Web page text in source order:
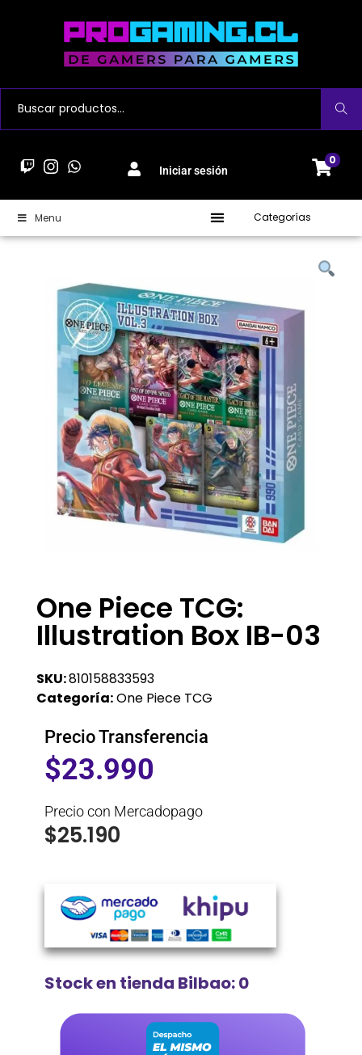
Buscar
Iniciar sesión
0
Menu Categorías
One Piece TCG:
Illustration Box IB-03
SKU:810158833593
Categoría:One Piece TCG
Precio Transferencia
$23.990
Precio con Mercadopago
$25.190
Stock en tienda Bilbao: 0